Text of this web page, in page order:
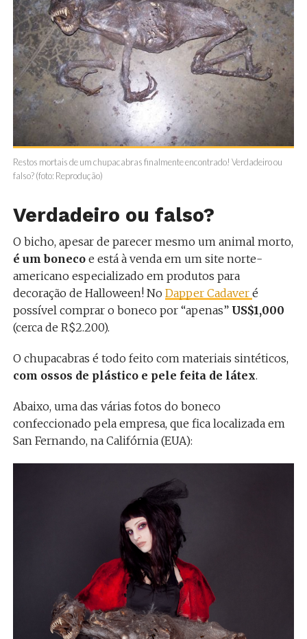
Restos mortais de um chupacabras finalmente encontrado! Verdadeiro ou
falso? (foto: Reprodução)
Verdadeiro ou falso?
O bicho, apesar de parecer mesmo um animal morto,
é um bonecoe está à venda em um site norte-
americano especializado em produtos para
decoração de Halloween! No Dapper Cadaver é
possível comprar o boneco por “apenas” US$1,000
(cerca de R$2.200).
O chupacabras é todo feito com materiais sintéticos,
com ossos de plástico e pele feita de látex.
Abaixo, uma das várias fotos do boneco
confeccionado pela empresa, que fica localizada em
San Fernando, na Califórnia (EUA):